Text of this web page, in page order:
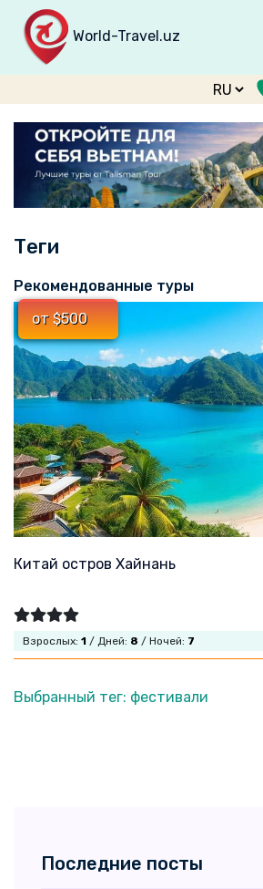
World-Travel.uz
Главная
Направления
Туры
Тур. фирмы
Табло прилета
Войти
support@world-
Теги
Рекомендованные туры
от $500
Китай остров Хайнань
Взрослых: 1 / Дней: 8 / Ночей: 7
Выбранный тег: фестивали
Последние посты